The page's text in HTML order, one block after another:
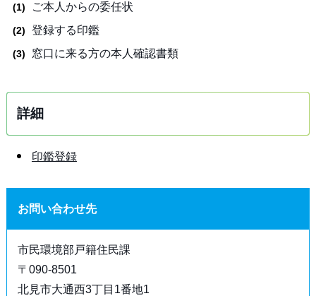
ご本人からの委任状
登録する印鑑
窓口に来る方の本人確認書類
詳細
印鑑登録
お問い合わせ先
市民環境部戸籍住民課
〒090-8501
北見市大通西3丁目1番地1